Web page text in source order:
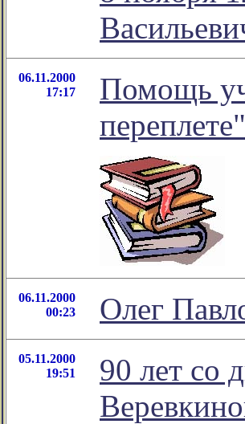
06.11.2000
17:17
Помощь
переплете"
06.11.2000
00:23
Олег
05.11.2000
19:51
90 лет со